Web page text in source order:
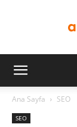
Ana Sayfa SEO
SEO